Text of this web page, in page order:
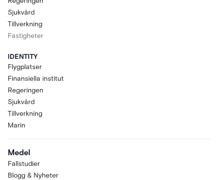
Sjukvård
Tillverkning
Fastigheter
IDENTITY
Flygplatser
Finansiella institut
Regeringen
Sjukvård
Tillverkning
Marin
Medel
Fallstudier
Blogg & Nyheter